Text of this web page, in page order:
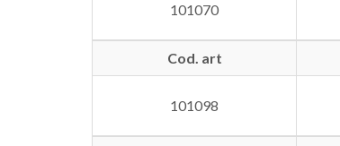
101070
Cod. art
101098